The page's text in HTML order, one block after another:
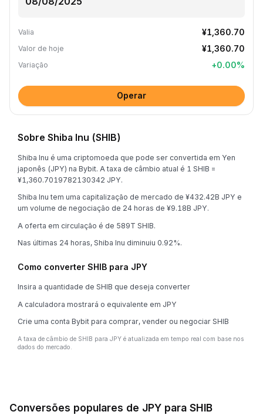
Valia ¥1,360.70
Valor de hoje ¥1,360.70
Variação +0.00%
Operar
Sobre Shiba Inu (SHIB)
Shiba Inu é uma criptomoeda que pode ser convertida em Yen
japonês (JPY) na Bybit. A taxa de câmbio atual é 1 SHIB =
¥1,360.7019782130342 JPY.
Shiba Inu tem uma capitalização de mercado de ¥432.42B JPY e
um volume de negociação de 24 horas de ¥9.18B JPY.
A oferta em circulação é de 589T SHIB.
Nas últimas 24 horas, Shiba Inu diminuiu 0.92%.
Como converter SHIB para JPY
Insira a quantidade de SHIB que deseja converter
A calculadora mostrará o equivalente em JPY
Crie uma conta Bybit para comprar, vender ou negociar SHIB
A taxa de câmbio de SHIB para JPY é atualizada em tempo real com base nos
dados do mercado.
Conversões populares de JPY para SHIB